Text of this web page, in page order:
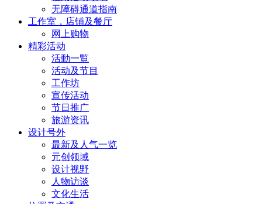
无障碍通道指南
工作室，店铺及餐厅
网上购物
精彩活动
活動一覧
活动及节目
工作坊
宣传活动
节日推广
旅游资讯
设计号外
最新及人气一览
元创领域
设计视野
人物访谈
文化生活